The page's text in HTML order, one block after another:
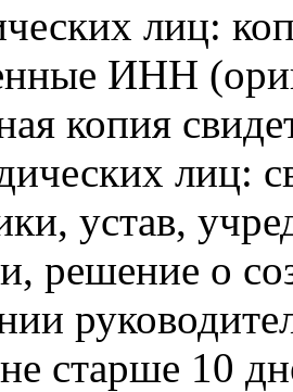
лиц:
ИНН
копия
лиц:
устав,
решение о
старше 10